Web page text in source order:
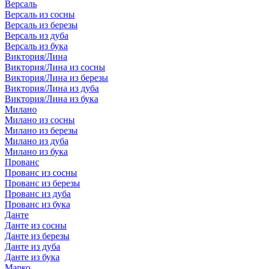
Версаль
Версаль из сосны
Версаль из березы
Версаль из дуба
Версаль из бука
Виктория/Лина
Виктория/Лина из сосны
Виктория/Лина из березы
Виктория/Лина из дуба
Виктория/Лина из бука
Милано
Милано из сосны
Милано из березы
Милано из дуба
Милано из бука
Прованс
Прованс из сосны
Прованс из березы
Прованс из дуба
Прованс из бука
Данте
Данте из сосны
Данте из березы
Данте из дуба
Данте из бука